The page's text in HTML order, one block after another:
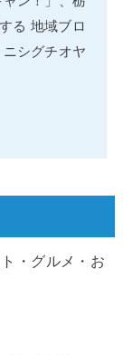
る 地域ブロ
シグチオヤ
・グルメ・お